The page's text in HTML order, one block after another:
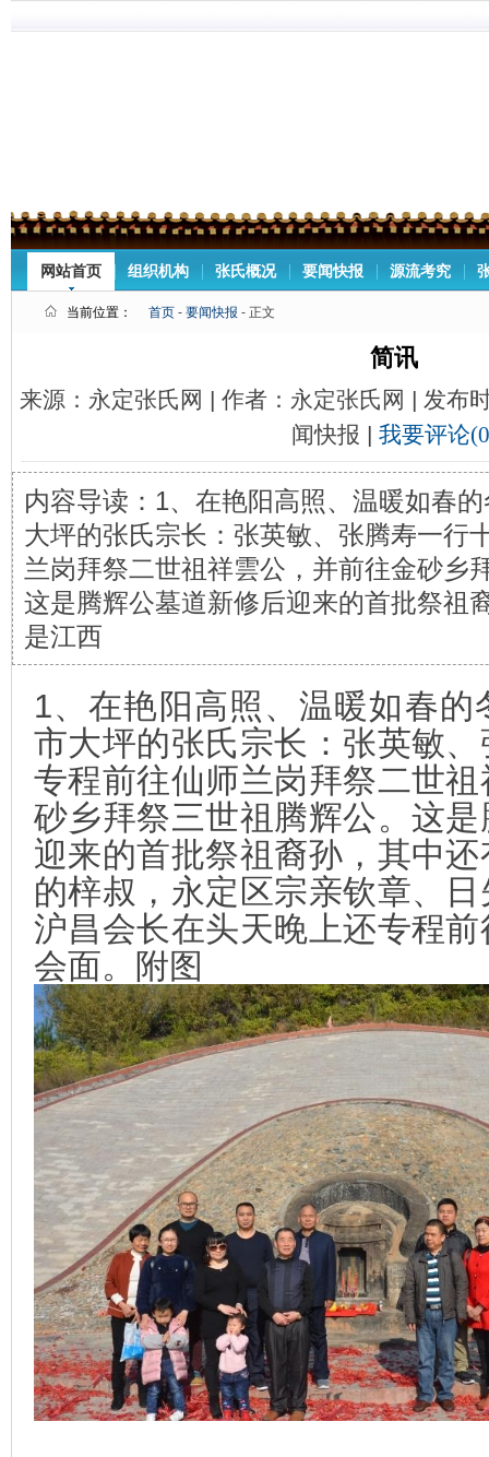
网站首页 组织机构 张氏概况 要闻快报 源流考究
当前位置： 首页 - 要闻快报 - 正文
简讯
来源：永定张氏网 | 作者：永定张氏网 | 发布
闻快报 | 我要评论
内容导读：1、在艳阳高照、温暖如春
大坪的张氏宗长：张英敏、张腾寿一行
兰岗拜祭二世祖祥雲公，并前往金砂乡
这是腾辉公墓道新修后迎来的首批祭祖
是江西
1、在艳阳高照、温暖如春的
市大坪的张氏宗长：张英敏
专程前往仙师兰岗拜祭二世
砂乡拜祭三世祖腾辉公。这
迎来的首批祭祖裔孙，其中
的梓叔，永定区宗亲钦章、
沪昌会长在头天晚上还专程
会面。附图